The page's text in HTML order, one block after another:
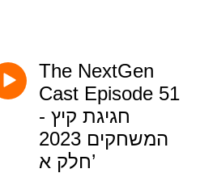
The NextGen
Cast Episode 51
- חגיגת קיץ
המשחקים 2023
חלק א’